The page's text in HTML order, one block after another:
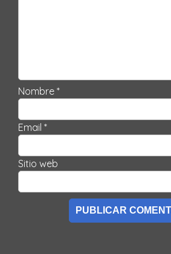
Nombre *
Email *
Sitio web